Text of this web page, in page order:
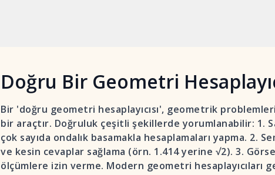
Doğru Bir Geometri
Bir 'doğru geometri hesaplayıcısı', geometrik
bir araçtır. Doğruluk çeşitli şekillerde yorumlanabilir: 1.
çok sayıda ondalık basamakla hesaplamaları yapma. 2.
ve kesin cevaplar sağlama (örn. 1.414 yerine √2). 3.
ölçümlere izin verme. Modern geometri hesaplayıcıları